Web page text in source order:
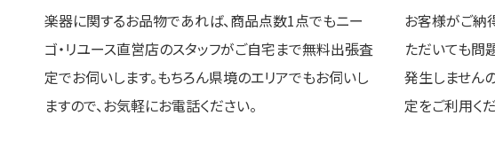
楽器に関するお品物であれば、商品点数1点でもニー
ゴ・リユース直営店のスタッフがご自宅まで無料出張査
定でお伺いします。もちろん県境のエリアでもお伺いし
ますので、お気軽にお電話ください。
お客様がご納
ただいても問
発生しません
定をご利用く